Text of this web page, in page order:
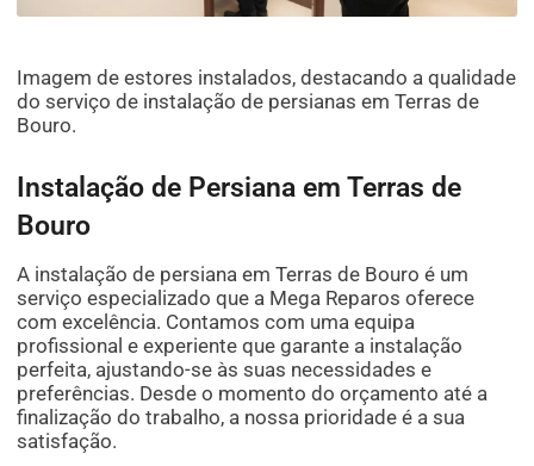
Imagem de estores instalados, destacando a qualidade
do serviço de instalação de persianas em Terras de
Bouro.
Instalação de Persiana em Terras de
Bouro
A instalação de persiana em Terras de Bouro é um
serviço especializado que a Mega Reparos oferece
com excelência. Contamos com uma equipa
profissional e experiente que garante a instalação
perfeita, ajustando-se às suas necessidades e
preferências. Desde o momento do orçamento até a
finalização do trabalho, a nossa prioridade é a sua
satisfação.